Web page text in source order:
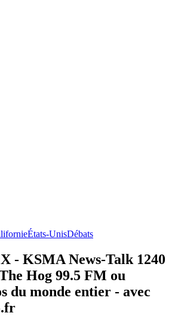
États-UnisDébats
- KSMA News-Talk 1240
Hog 99.5 FM ou
du monde entier - avec